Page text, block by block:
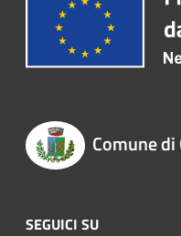
Comune
SEGUICI SU